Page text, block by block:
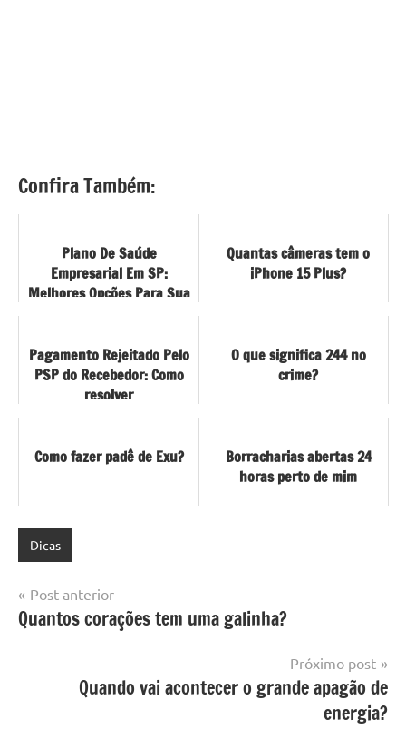
Confira Também:
Plano De Saúde
Empresarial Em SP:
Melhores Opções Para Sua
Quantas câmeras tem o
iPhone 15 Plus?
Pagamento Rejeitado Pelo
PSP do Recebedor: Como
resolver
O que significa 244 no
crime?
Como fazer padê de Exu?
Borracharias abertas 24
horas perto de mim
Dicas
Navegação
de
Post anterior
Quantos corações tem uma galinha?
Próximo post
Quando vai acontecer o grande apagão de
energia?